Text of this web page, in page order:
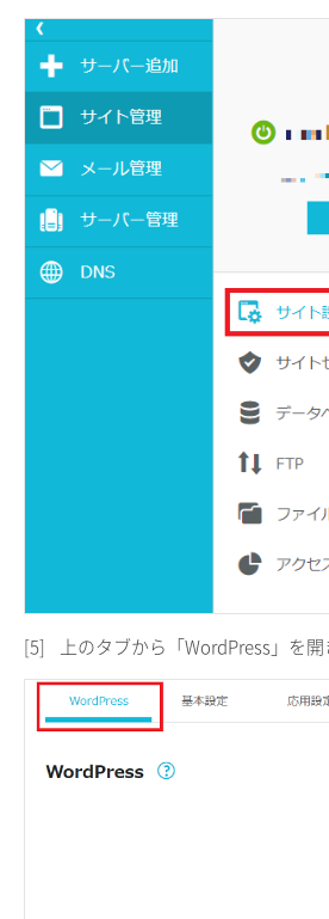
[5] 上のタブから「WordPress」を開